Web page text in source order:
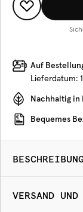
Auf
Lieferdatum:
Nachhaltig in
Bequemes
VERSAND UND